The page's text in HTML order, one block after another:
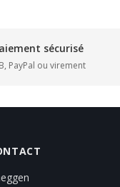
sécurisé
PayPal ou virement